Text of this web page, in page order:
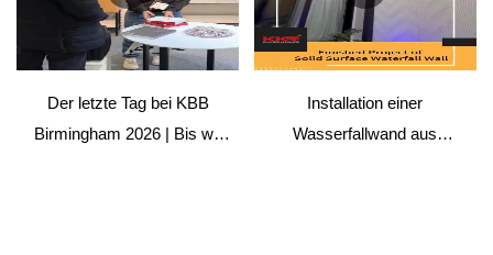
Der letzte Tag bei KBB
Birmingham 2026 | Bis wir
Installation einer
Wasserfallwand aus